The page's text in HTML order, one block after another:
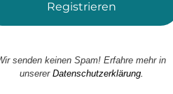
senden keinen Spam! Erfahre mehr in
unserer Datenschutzerklärung.